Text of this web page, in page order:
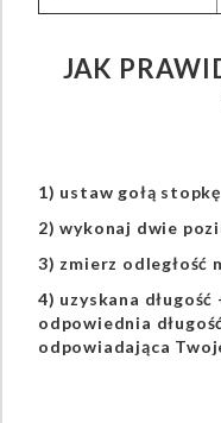
JAK
1) ustaw gołą
2) wykonaj dwie
3) zmierz odległość
4) uzyskana długość
odpowiednia
odpowiadająca